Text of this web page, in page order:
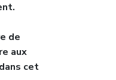
de
aux
cet